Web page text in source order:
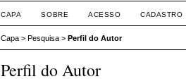
CAPA SOBRE ACESSO CADASTRO
Capa >Pesquisa >Perfil do Autor
Perfil do Autor